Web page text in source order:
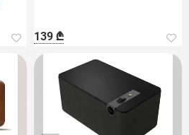
139 ₾